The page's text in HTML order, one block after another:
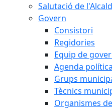
Salutació de
Govern
Consistori
Regidories
Equip de
Agenda política
Grups
Tècnics
Organismes